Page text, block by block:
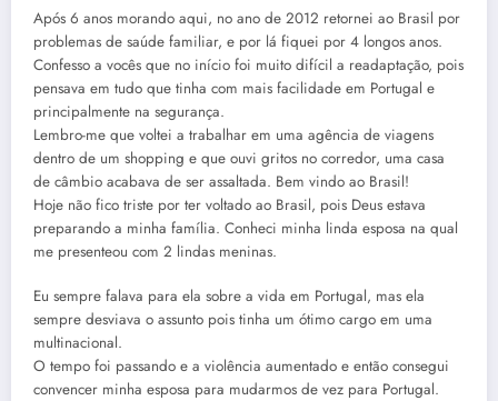
Após 6 anos morando aqui, no ano de 2012 retornei ao Brasil por
problemas de saúde familiar, e por lá fiquei por 4 longos anos.
Confesso a vocês que no início foi muito difícil a readaptação, pois
pensava em tudo que tinha com mais facilidade em Portugal e
principalmente na segurança.
Lembro-me que voltei a trabalhar em uma agência de viagens
dentro de um shopping e que ouvi gritos no corredor, uma casa
de câmbio acabava de ser assaltada. Bem vindo ao Brasil!
Hoje não fico triste por ter voltado ao Brasil, pois Deus estava
preparando a minha família. Conheci minha linda esposa na qual
me presenteou com 2 lindas meninas.
Eu sempre falava para ela sobre a vida em Portugal, mas ela
sempre desviava o assunto pois tinha um ótimo cargo em uma
multinacional.
O tempo foi passando e a violência aumentado e então consegui
convencer minha esposa para mudarmos de vez para Portugal.